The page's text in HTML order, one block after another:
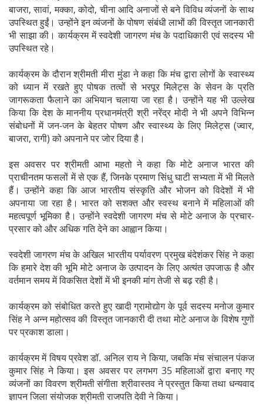
बाजरा, सावां, मक्का, कोदो, चीना आदि अनाजों से बने विविध व्यंजनों के साथ
उपस्थित हुईं। उन्होंने इन व्यंजनों के पोषण संबंधी लाभों की विस्तृत जानकारी
भी साझा की। कार्यक्रम में स्वदेशी जागरण मंच के पदाधिकारी एवं सदस्य भी
उपस्थित रहे।
कार्यक्रम के दौरान श्रीमती मीरा मुंडा ने कहा कि मंच द्वारा लोगों के स्वास्थ्य
को ध्यान में रखते हुए पोषक तत्वों से भरपूर मिलेट्स के सेवन के प्रति
जागरूकता फैलाने का अभियान चलाया जा रहा है। उन्होंने यह भी उल्लेख
किया कि देश के माननीय प्रधानमंत्री श्री नरेंद्र मोदी ने भी अपने विभिन्न
संबोधनों में जन-जन के बेहतर पोषण और स्वास्थ्य के लिए मिलेट्स (ज्वार,
बाजरा, रागी) को अपनाने पर जोर दिया है।
इस अवसर पर श्रीमती आभा महतो ने कहा कि मोटे अनाज भारत की
प्राचीनतम फसलों में से एक हैं, जिनके प्रमाण सिंधु घाटी सभ्यता में भी मिलते
हैं। उन्होंने कहा कि आज भारतीय संस्कृति और भोजन को विदेशों में भी
अपनाया जा रहा है। भारत को सशक्त और स्वस्थ बनाने में महिलाओं की
महत्वपूर्ण भूमिका है। उन्होंने स्वदेशी जागरण मंच से मोटे अनाज के प्रचार-
प्रसार को और अधिक गति देने का आह्वान किया।
स्वदेशी जागरण मंच के अखिल भारतीय पर्यावरण प्रमुख बंदेशंकर सिंह ने कहा
कि हमारे देश की भूमि मोटे अनाज के उत्पादन के लिए अत्यंत उपजाऊ है और
वर्तमान समय में विकसित देशों में भी इनकी मांग तेजी से बढ़ रही है।
कार्यक्रम को संबोधित करते हुए खादी ग्रामोद्योग के पूर्व सदस्य मनोज कुमार
सिंह ने अन्न महोत्सव की विस्तृत जानकारी दी तथा मोटे अनाज के विशेष गुणों
पर प्रकाश डाला।
कार्यक्रम में विषय प्रवेश डॉ. अनिल राय ने किया, जबकि मंच संचालन पंकज
कुमार सिंह ने किया। इस अवसर पर लगभग 35 महिलाओं द्वारा बनाए गए
व्यंजनों का विवरण श्रीमती संगीता श्रीवास्तव ने प्रस्तुत किया तथा धन्यवाद
ज्ञापन जिला संयोजक श्रीमती राजपति देवी ने किया।